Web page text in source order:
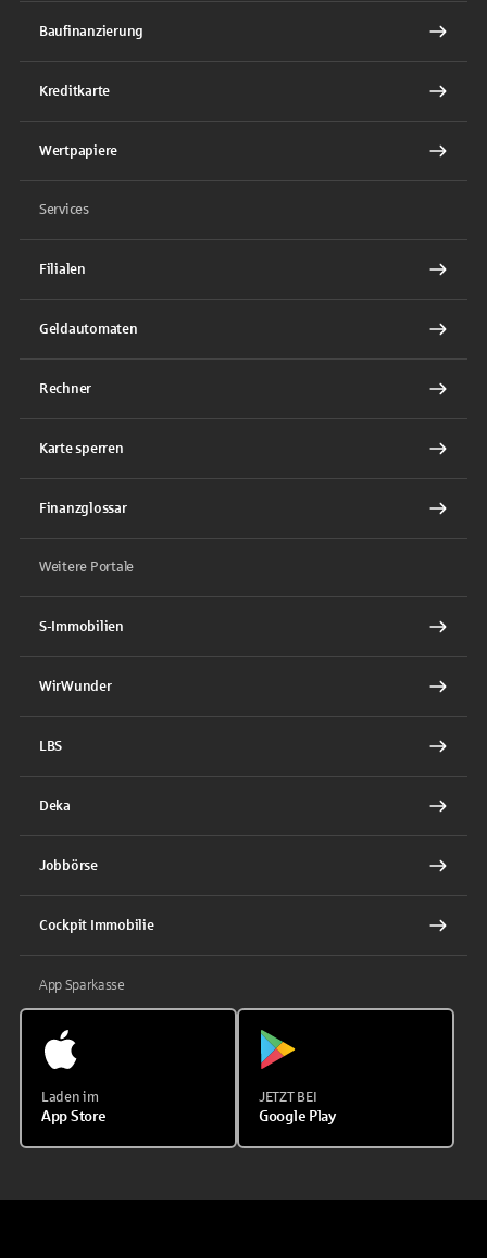
Baufinanzierung
Kreditkarte
Wertpapiere
Services
Filialen
Geldautomaten
Rechner
Karte sperren
Finanzglossar
Weitere Portale
S-Immobilien
WirWunder
LBS
Deka
Jobbörse
Cockpit Immobilie
App Sparkasse
Laden im
App Store
JETZT BEI
Google Play